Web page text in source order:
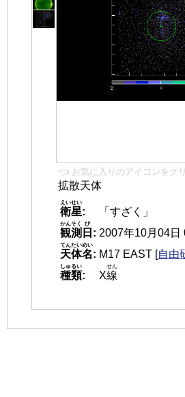
👈 お気に入りのアイコンをク
拡散天体
衛星
えいせい
:
「すざく」
観測
かんそく
日
び
: 2007年10月04日
天体名
てんたいめい
: M17 EAST [自由
種類
しゅるい
: X線
せん